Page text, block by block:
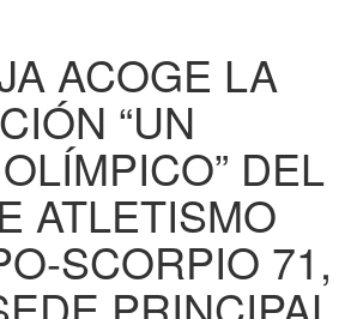
ACOGE LA
“UN
DEL
ATLETISMO
SCORPIO 71,